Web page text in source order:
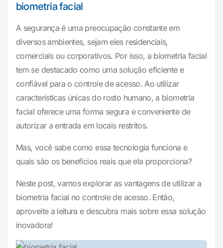
biometria facial
A segurança é uma preocupação constante em
diversos ambientes, sejam eles residenciais,
comerciais ou corporativos. Por isso, a biometria facial
tem se destacado como uma solução eficiente e
confiável para o controle de acesso. Ao utilizar
características únicas do rosto humano, a biometria
facial oferece uma forma segura e conveniente de
autorizar a entrada em locais restritos.
Mas, você sabe como essa tecnologia funciona e
quais são os benefícios reais que ela proporciona?
Neste post, vamos explorar as vantagens de utilizar a
biometria facial no controle de acesso. Então,
aproveite a leitura e descubra mais sobre essa solução
inovadora!